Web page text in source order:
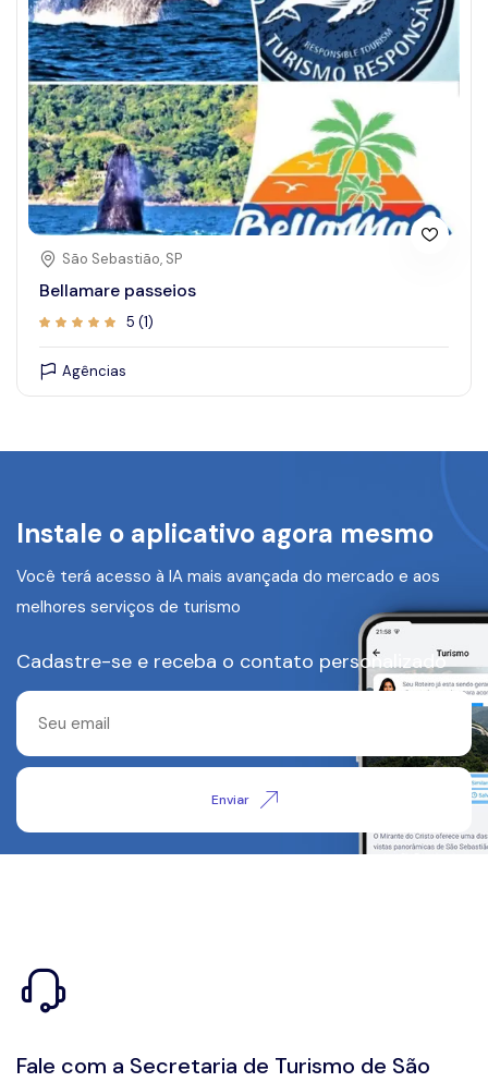
São Sebastião, SP
Bellamare passeios
5 (1)
Agências
Instale o aplicativo agora mesmo
Você terá acesso à IA mais avançada do mercado e aos
melhores serviços de turismo
Cadastre-se e receba o contato personalizado
Enviar
Fale com a Secretaria de Turismo de São